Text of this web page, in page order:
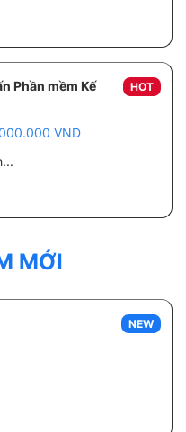
HOT
Phần mềm Kế
VND
MỚI
NEW